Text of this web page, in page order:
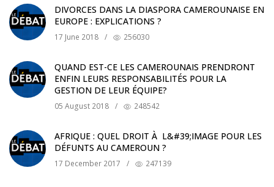
DIVORCES DANS LA DIASPORA CAMEROUNAISE EN
EUROPE : EXPLICATIONS ?
17 June 2018 / 256030
QUAND EST-CE LES CAMEROUNAIS PRENDRONT
ENFIN LEURS RESPONSABILITÉS POUR LA
GESTION DE LEUR ÉQUIPE?
05 August 2018 / 248542
AFRIQUE : QUEL DROIT À L&#39;IMAGE POUR LES
DÉFUNTS AU CAMEROUN ?
17 December 2017 / 247139